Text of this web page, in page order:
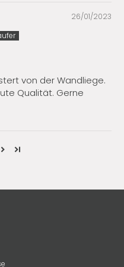
26/01/2023
von der Wandliege.
Qualität. Gerne